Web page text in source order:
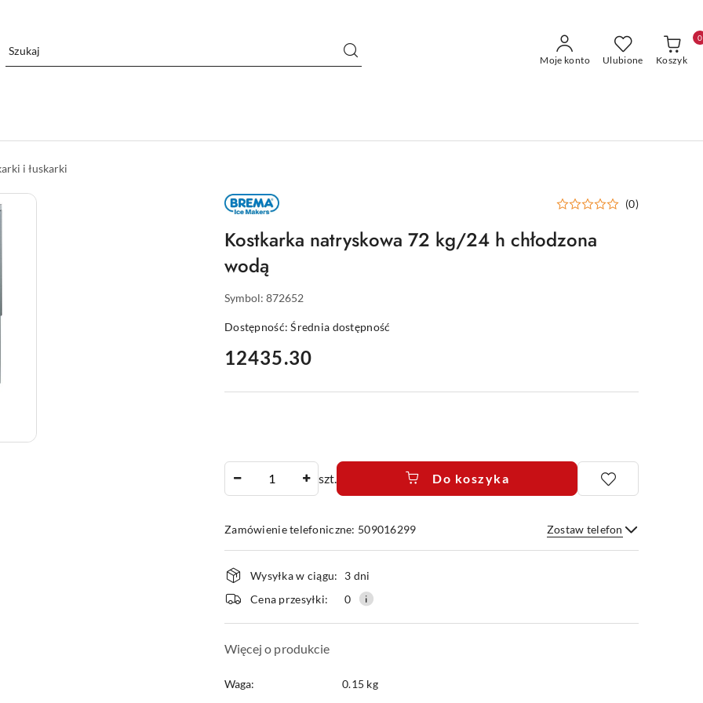
Moje konto Ulubione Koszyk
0
i łuskarki
BREMA
–
DO
LODU
GASTRONOMII
Z
(0)
Kostkarka natryskowa 72 kg/24 h chłodzona
wodą
Symbol: 872652
Dostępność:Średnia dostępność
cena:
12435.30
szt. Do koszyka
Zamówienie telefoniczne: 509016299 Zostaw telefon
Wyślij
Dostępność
i
dostawa
Wysyłka w ciągu:
3 dni
Cena przesyłki:
0
Więcej o produkcie
Waga: 0.15 kg